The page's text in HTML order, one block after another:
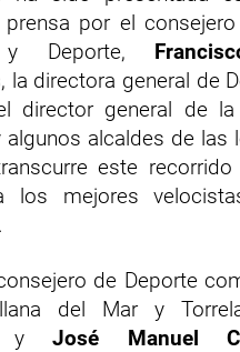
por el
y Deporte,
, la directora general de
director general de la
algunos alcaldes de las
este
los mejores
de Deporte
del Mar y
José Manuel